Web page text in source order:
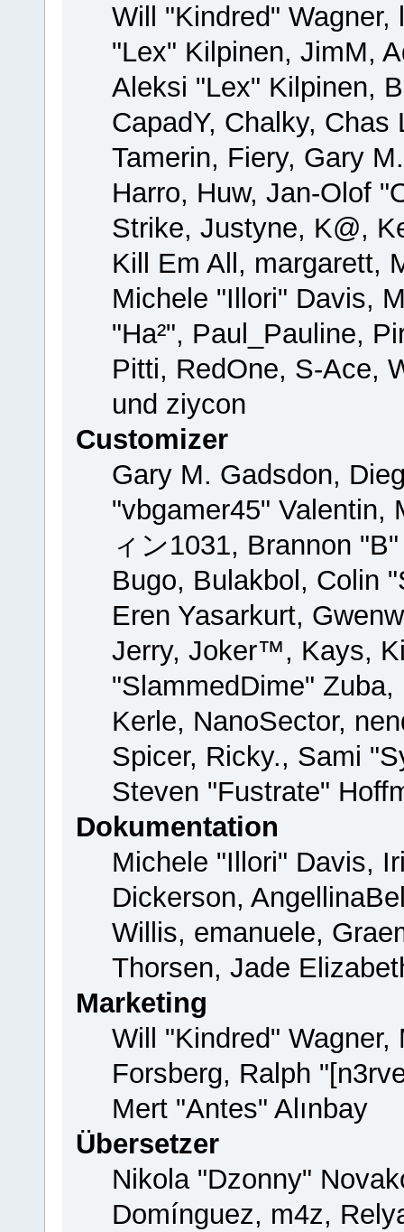
Will "Kindred"
"Lex" Kilpinen, JimM,
Aleksi "Lex" Kilpinen,
CapadY, Chalky,
Tamerin, Fiery, Gary
Harro, Huw, Jan-Olof
Strike, Justyne, K@,
Kill Em All, margarett,
Michele "Illori" Davis,
"Ha²", Paul_Pauline,
Pitti, RedOne, S-Ace,
und ziycon
Customizer
Gary M. Gadsdon,
"vbgamer45"
ィン1031, Brannon
Bugo, Bulakbol, Colin
Eren Yasarkurt,
Jerry, Joker™, Kays,
"SlammedDime"
Kerle, NanoSector,
Spicer, Ricky., Sami
Steven "Fustrate"
Dokumentation
Michele "Illori" Davis,
Dickerson,
Willis, emanuele,
Thorsen, Jade
Marketing
Will "Kindred" Wagner,
Forsberg, Ralph
Mert "Antes" Alınbay
Übersetzer
Nikola "Dzonny"
Domínguez, m4z,